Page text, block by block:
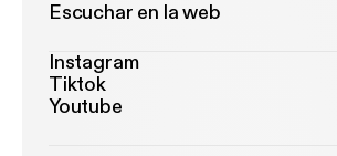
Escuchar en la web
Instagram
Tiktok
Youtube